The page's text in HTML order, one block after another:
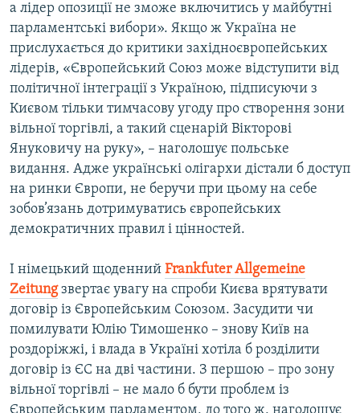
а лідер опозиції не зможе включитись у майбутні
парламентські вибори». Якщо ж Україна не
прислухається до критики західноєвропейських
лідерів, «Європейський Союз може відступити від
політичної інтеграції з Україною, підписуючи з
Києвом тільки тимчасову угоду про створення зони
вільної торгівлі, а такий сценарій Вікторові
Януковичу на руку», – наголошує польське
видання. Адже українські олігархи дістали б доступ
на ринки Європи, не беручи при цьому на себе
зобов’язань дотримуватись європейських
демократичних правил і цінностей.
І німецький щоденний Frankfuter Allgemeine
Zeitungзвертає увагу на спроби Києва врятувати
договір із Європейським Союзом. Засудити чи
помилувати Юлію Тимошенко – знову Київ на
роздоріжжі, і влада в Україні хотіла б розділити
договір із ЄС на дві частини. З першою – про зону
вільної торгівлі – не мало б бути проблем із